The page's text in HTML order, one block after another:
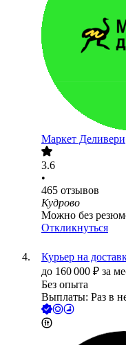
Маркет Деливери
3.6
•
465 отзывов
Кудрово
Можно без
Откликнуться
Курьер на
до 160 000 ₽ за
Без опыта
Выплаты: Раз в